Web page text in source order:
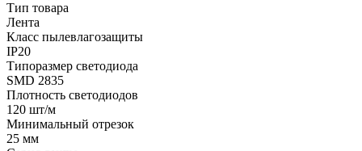
Тип товара
Лента
Класс пылевлагозащиты
IP20
Типоразмер светодиода
SMD 2835
Плотность светодиодов
120 шт/м
Минимальный отрезок
25 мм